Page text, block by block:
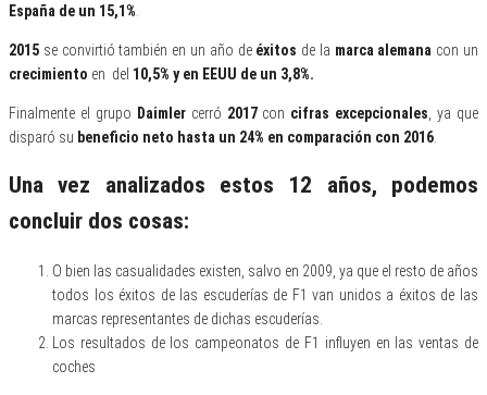
España de un 15,1%
2015 se convirtió también en un año de éxitos de la marca alemana con un
crecimiento en del 10,5% y en EEUU de un 3,8%.
Finalmente el grupo Daimlercerró 2017con cifras excepcionales , ya que
disparó su beneficio neto hasta un 24% en comparación con 2016
Una vez analizados estos 12 años, podemos
concluir dos cosas:
O bien las casualidades existen, salvo en 2009, ya que el resto de años
todos los éxitos de las escuderías de F1 van unidos a éxitos de las
marcas representantes de dichas escuderías.
Los resultados de los campeonatos de F1 influyen en las ventas de
coches